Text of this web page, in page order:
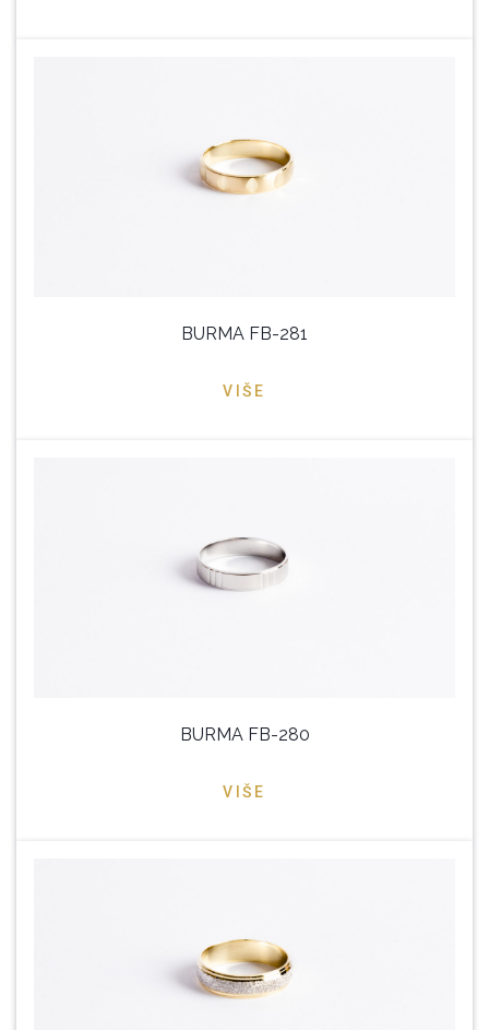
BURMA FB-281
VIŠE
BURMA FB-280
VIŠE